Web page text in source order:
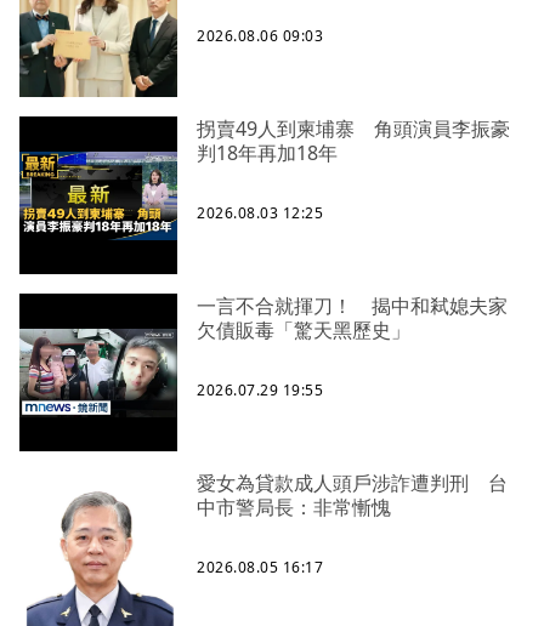
2026.08.06 09:03
拐賣49人到柬埔寨 角頭演員李振豪
判18年再加18年
2026.08.03 12:25
一言不合就揮刀！ 揭中和弒媳夫家
欠債販毒「驚天黑歷史」
2026.07.29 19:55
愛女為貸款成人頭戶涉詐遭判刑 台
中市警局長：非常慚愧
2026.08.05 16:17